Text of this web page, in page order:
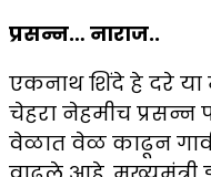
प्रसन्न… नाराज..
एकनाथ शिंदे हे दरे या
चेहरा नेहमीच प्रसन्न
वेळात वेळ काढून